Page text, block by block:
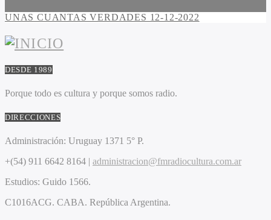
UNAS CUANTAS VERDADES 12-12-2022
DESDE 1989
Porque todo es cultura y porque somos radio.
DIRECCIONES
Administración: Uruguay 1371 5° P.
+(54) 911 6642 8164 | administracion@fmradiocultura.com.ar
Estudios: Guido 1566.
C1016ACG. CABA. República Argentina.